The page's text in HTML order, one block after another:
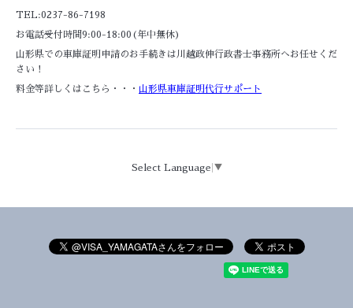
TEL:0237-86-7198
お電話受付時間9:00-18:00(年中無休)
山形県での車庫証明申請のお手続きは川越政伸行政書士事務所へお任せくだ
さい！
料金等詳しくはこちら・・・ 山形県車庫証明代行サポート
Select Language ▼